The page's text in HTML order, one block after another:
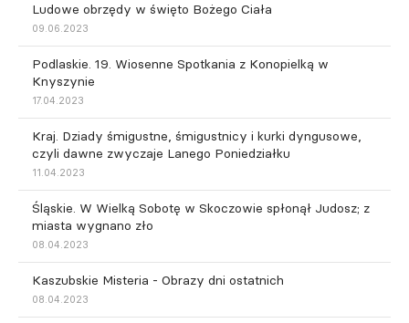
Ludowe obrzędy w święto Bożego Ciała
09.06.2023
Podlaskie. 19. Wiosenne Spotkania z Konopielką w
Knyszynie
17.04.2023
Kraj. Dziady śmigustne, śmigustnicy i kurki dyngusowe,
czyli dawne zwyczaje Lanego Poniedziałku
11.04.2023
Śląskie. W Wielką Sobotę w Skoczowie spłonął Judosz; z
miasta wygnano zło
08.04.2023
Kaszubskie Misteria - Obrazy dni ostatnich
08.04.2023